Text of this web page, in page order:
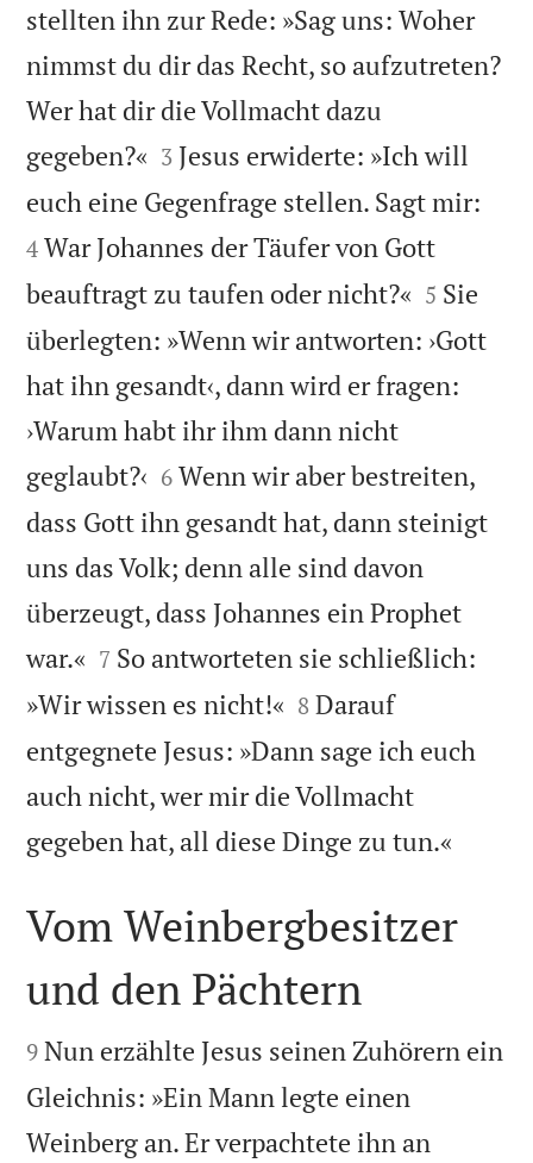
stellten ihn zur Rede: »Sag uns: Woher
nimmst du dir das Recht, so aufzutreten?
Wer hat dir die Vollmacht dazu
gegeben?« 

3 Jesus erwiderte: »Ich will
euch eine Gegenfrage stellen. Sagt mir:
4 War Johannes der Täufer von Gott
beauftragt zu taufen oder nicht?« 

5 Sie
überlegten: »Wenn wir antworten: ›Gott
hat ihn gesandt‹, dann wird er fragen:
›Warum habt ihr ihm dann nicht
geglaubt?‹ 

6 Wenn wir aber bestreiten,
dass Gott ihn gesandt hat, dann steinigt
uns das Volk; denn alle sind davon
überzeugt, dass Johannes ein Prophet
war.« 

7 So antworteten sie schließlich:
»Wir wissen es nicht!« 

8 Darauf
entgegnete Jesus: »Dann sage ich euch
auch nicht, wer mir die Vollmacht
gegeben hat, all diese Dinge zu tun.«

Vom Weinbergbesitzer
und den Pächtern

9 Nun erzählte Jesus seinen Zuhörern ein
Gleichnis: »Ein Mann legte einen
Weinberg an. Er verpachtete ihn an